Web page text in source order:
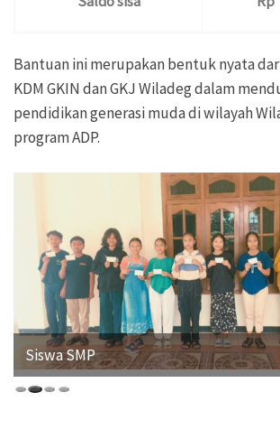
Bantuan ini merupakan bentuk nyata
KDM GKIN dan GKJ Wiladeg dalam
pendidikan generasi muda di wilayah
program ADP.
Siswa SMP